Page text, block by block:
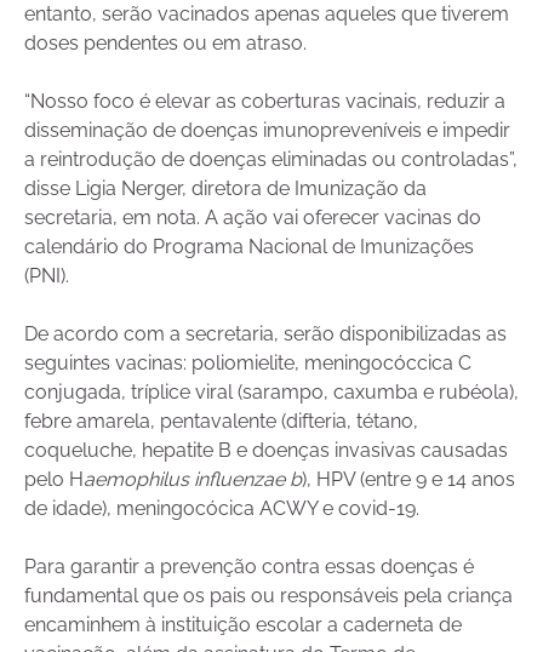
entanto, serão vacinados apenas aqueles que tiverem
doses pendentes ou em atraso.
“Nosso foco é elevar as coberturas vacinais, reduzir a
disseminação de doenças imunopreveníveis e impedir
a reintrodução de doenças eliminadas ou controladas”,
disse Ligia Nerger, diretora de Imunização da
secretaria, em nota. A ação vai oferecer vacinas do
calendário do Programa Nacional de Imunizações
(PNI).
De acordo com a secretaria, serão disponibilizadas as
seguintes vacinas: poliomielite, meningocóccica C
conjugada, tríplice viral (sarampo, caxumba e rubéola),
febre amarela, pentavalente (difteria, tétano,
coqueluche, hepatite B e doenças invasivas causadas
pelo Haemophilus influenzae b), HPV (entre 9 e 14 anos
de idade), meningocócica ACWY e covid-19.
Para garantir a prevenção contra essas doenças é
fundamental que os pais ou responsáveis pela criança
encaminhem à instituição escolar a caderneta de